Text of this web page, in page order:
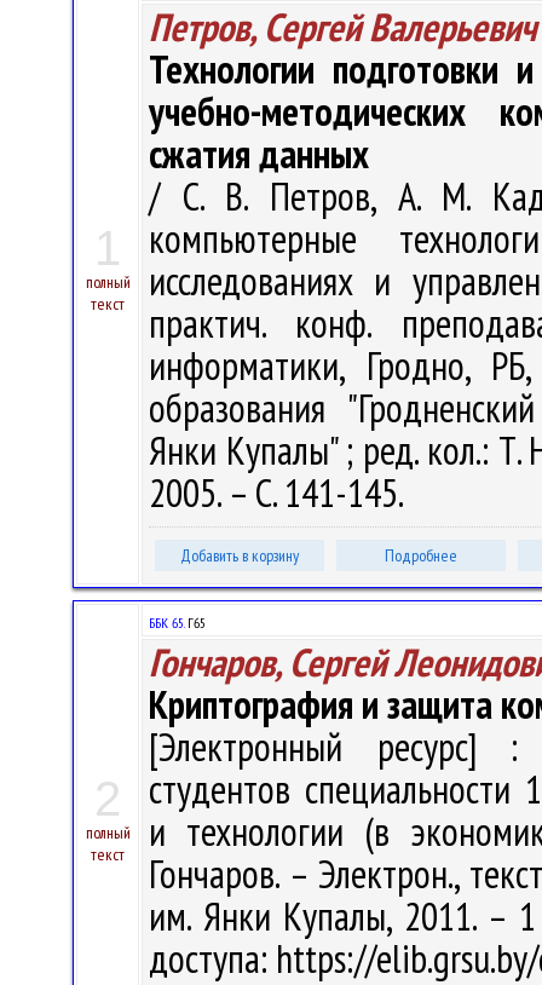
1
полный
текст
Петров, Сергей Валерьевич
Технологии подготовки
учебно-методических
сжатия данных
/ С. В. Петров, А. М.
компьютерные
исследованиях и
практич. конф.
информатики, Гродно,
образования
Янки Купалы" ; ред. кол.: Т.
2005. – С. 141-145.
Добавить в корзину Подробнее
2
полный
текст
ББК 65.Г65
Гончаров, Сергей
Криптография и защита
[Электронный ресурс] :
студентов
и технологии (в
Гончаров. – Электрон.,
им. Янки Купалы, 2011. –
доступа: https://